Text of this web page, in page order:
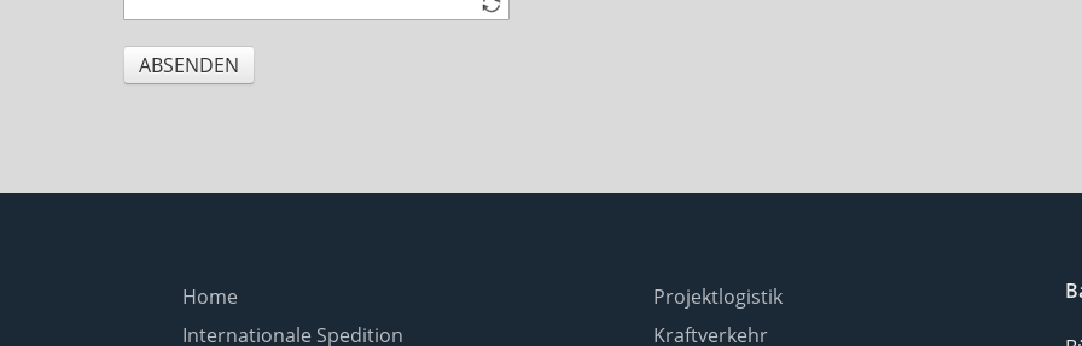
ABSENDEN
Home
Internationale Spedition
Projektlogistik
Kraftverkehr